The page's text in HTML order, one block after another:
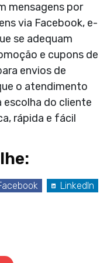
mensagens por
via Facebook, e-
se adequam
e cupons de
envios de
o atendimento
escolha do cliente
rápida e fácil
LinkedIn